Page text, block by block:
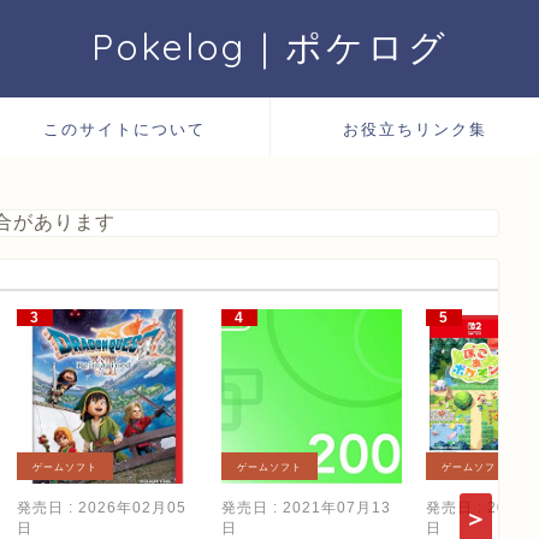
Pokelog｜ポケログ
このサイトについて お役立ちリンク集
があります
ゲームソフト
発売日 : 2026年02月05
日
ゲームソフト
発売日 : 2021年07月13
日
ゲームソフト
発売日 : 2026
日